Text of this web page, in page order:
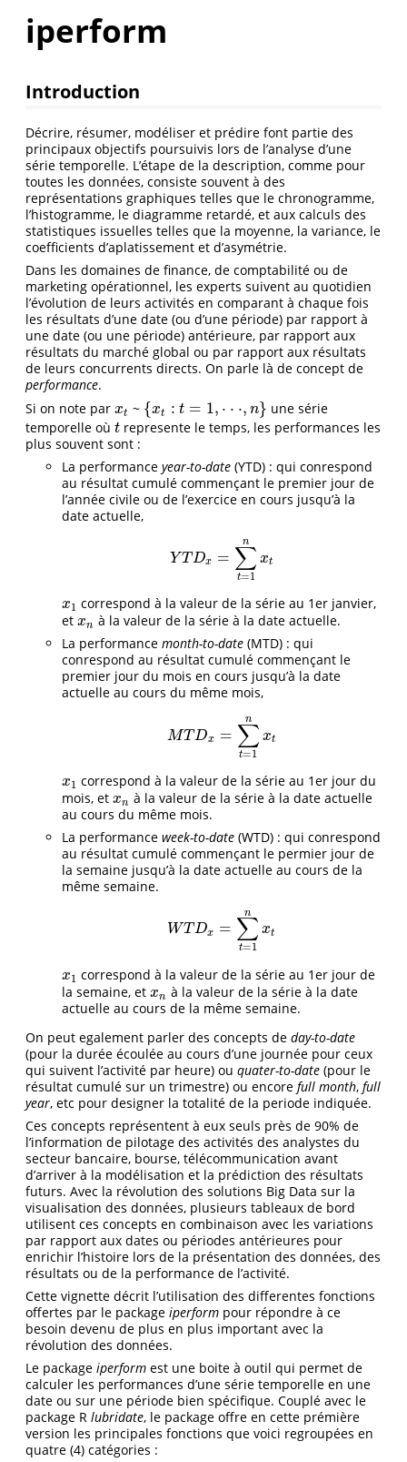
iperform
Introduction
Décrire, résumer, modéliser et prédire font partie des
principaux objectifs poursuivis lors de l’analyse d’une
série temporelle. L’étape de la description, comme pour
toutes les données, consiste souvent à des
représentations graphiques telles que le chronogramme,
l’histogramme, le diagramme retardé, et aux calculs des
statistiques issuelles telles que la moyenne, la variance, le
coefﬁcients d’aplatissement et d’asymétrie.
Dans les domaines de finance, de comptabilité ou de
marketing opérationnel, les experts suivent au quotidien
l’évolution de leurs activités en comparant à chaque fois
les résultats d’une date (ou d’une période) par rapport à
une date (ou une période) antérieure, par rapport aux
résultats du marché global ou par rapport aux résultats
de leurs concurrents directs. On parle là de concept de
performance.
Si on note par xt
xt ~ {xt : t = 1, ⋅ ⋅ ⋅, n}
{ xt:t = 1, ··,n }
une série
temporelle où t
t represente le temps, les performances les
plus souvent sont :
La performance year-to-date (YTD) : qui conrespond
au résultat cumulé commençant le premier jour de
l’année civile ou de l’exercice en cours jusqu’à la
date actuelle,
Y T Dx = ∑
t=1
n
xt
YTDx= ∑t 1n x t
x1
x1 correspond à la valeur de la série au 1er janvier,
et xn
xn à la valeur de la série à la date actuelle.
La performance month-to-date (MTD) : qui
conrespond au résultat cumulé commençant le
premier jour du mois en cours jusqu’à la date
actuelle au cours du même mois,
MT Dx = ∑
t=1
n
xt
MTDx= ∑t 1n x t
x1
x1 correspond à la valeur de la série au 1er jour du
mois, et xn
xn à la valeur de la série à la date actuelle
au cours du même mois.
La performance week-to-date (WTD) : qui conrespond
au résultat cumulé commençant le permier jour de
la semaine jusqu’à la date actuelle au cours de la
même semaine.
WT Dx = ∑
t=1
n
xt
WTDx= ∑t 1n t
x1
x1 correspond à la valeur de la série au 1er jour de
la semaine, et xn
xn à la valeur de la série à la date
actuelle au cours de la même semaine.
On peut egalement parler des concepts de day-to-date
(pour la durée écoulée au cours d’une journée pour ceux
qui suivent l’activité par heure) ou quater-to-date (pour le
résultat cumulé sur un trimestre) ou encore full month, full
year, etc pour designer la totalité de la periode indiquée.
Ces concepts représentent à eux seuls près de 90% de
l’information de pilotage des activités des analystes du
secteur bancaire, bourse, télécommunication avant
d’arriver à la modélisation et la prédiction des résultats
futurs. Avec la révolution des solutions Big Data sur la
visualisation des données, plusieurs tableaux de bord
utilisent ces concepts en combinaison avec les variations
par rapport aux dates ou périodes antérieures pour
enrichir l’histoire lors de la présentation des données, des
résultats ou de la performance de l’activité.
Cette vignette décrit l’utilisation des differentes fonctions
offertes par le package iperform pour répondre à ce
besoin devenu de plus en plus important avec la
révolution des données.
Le package iperform est une boite à outil qui permet de
calculer les performances d’une série temporelle en une
date ou sur une période bien spécifique. Couplé avec le
package R lubridate, le package offre en cette prémière
version les principales fonctions que voici regroupées en
quatre (4) catégories :